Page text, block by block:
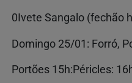
0Ivete Sangalo (fechão
Domingo 25/01: Forró,
Portões 15h:Péricles: